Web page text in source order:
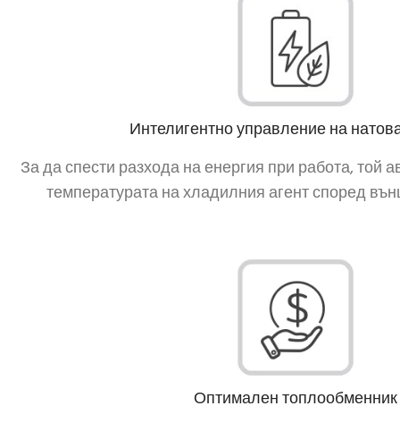
Интелигентно управление на
За да спести разхода на енергия при работа, той
температурата на хладилния агент според
Оптимален топлообменник